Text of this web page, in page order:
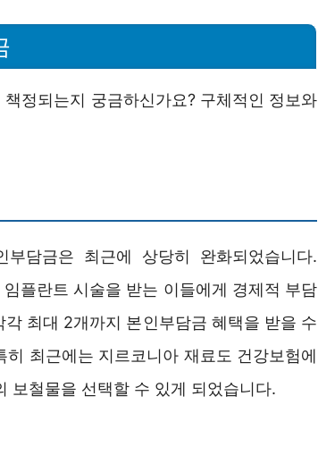
정되는지 궁금하신가요? 구체적인 정보와
담금은 최근에 상당히 완화되었습니다.
플란트 시술을 받는 이들에게 경제적 부담
최대 2개까지 본인부담금 혜택을 받을 수
최근에는 지르코니아 재료도 건강보험에
보철물을 선택할 수 있게 되었습니다.